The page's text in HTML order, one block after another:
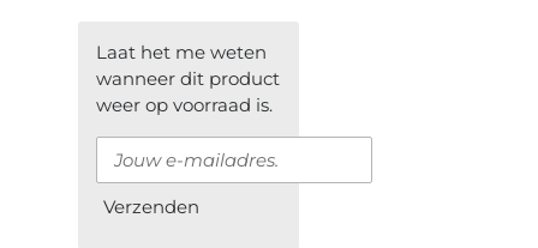
Laat het me weten
wanneer dit product
weer op voorraad is.
Verzenden